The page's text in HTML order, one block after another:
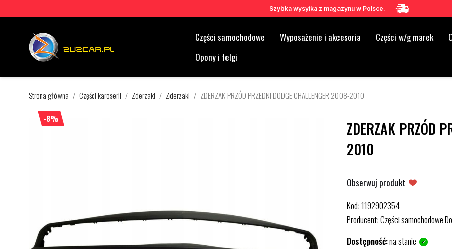
Szybka wysyłka z magazynu w Polsce.
Części samochodowe Wyposażenie i akcesoria Części w/g marek
Opony i felgi
Strona główna Części karoserii Zderzaki Zderzaki ZDERZAK PRZÓD PRZEDNI DODGE CHALLENGER 2008-2010
-8%
ZDERZAK PRZÓD
2010
Obserwuj produkt
Kod:1192902354
Producent:Części samochodowe
Dostępność:na stanie